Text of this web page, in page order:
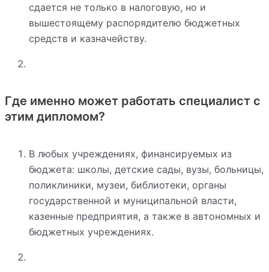
сдается не только в налоговую, но и
вышестоящему распорядителю бюджетных
средств и казначейству.
Где именно может работать специалист с
этим дипломом?
В любых учреждениях, финансируемых из
бюджета: школы, детские сады, вузы, больницы,
поликлиники, музеи, библиотеки, органы
государственной и муниципальной власти,
казенные предприятия, а также в автономных и
бюджетных учреждениях.